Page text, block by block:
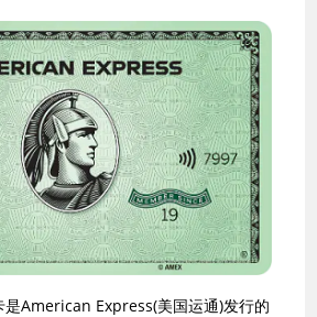
American Express(美国运通)发行的